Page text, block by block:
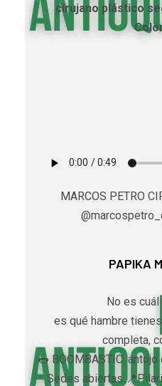
cirujano plástico
MARCOS PETRO
PAPIKA
No es
es qué hambre
completa,
🌭 BOOMBASTIC:
Sedes abiertas